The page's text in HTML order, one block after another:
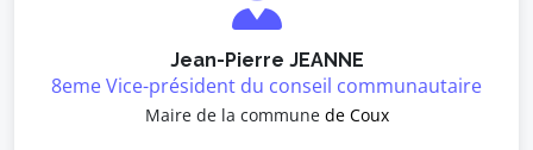
Jean-Pierre JEANNE
8eme Vice-président du conseil communautaire
Maire de la commune de Coux